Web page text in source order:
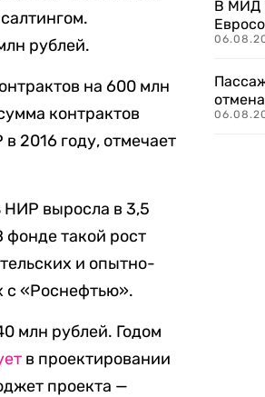
рублей.
на 600 млн
контрактов
2016 году, отмечает
НИР выросла в 3,5
фонде такой рост
и опытно-
с «Роснефтью».
млн рублей. Годом
в проектировании
проекта —
В МИД